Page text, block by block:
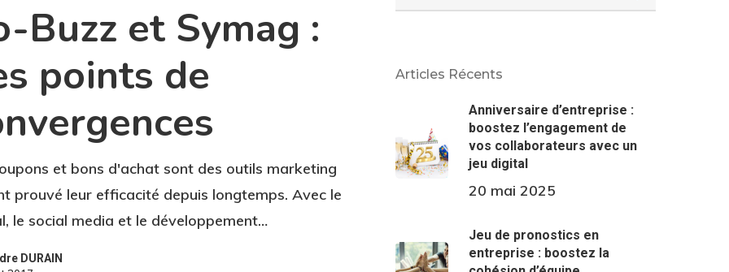
Buzz et Symag :
points de
et bons d'achat sont des outils marketing
prouvé leur efficacité depuis longtemps. Avec le
le social media et le développement…
DURAIN
Articles Récents
Anniversaire d’entreprise :
boostez l’engagement de
vos collaborateurs avec un
jeu digital
20 mai 2025
Jeu de pronostics en
entreprise : boostez la